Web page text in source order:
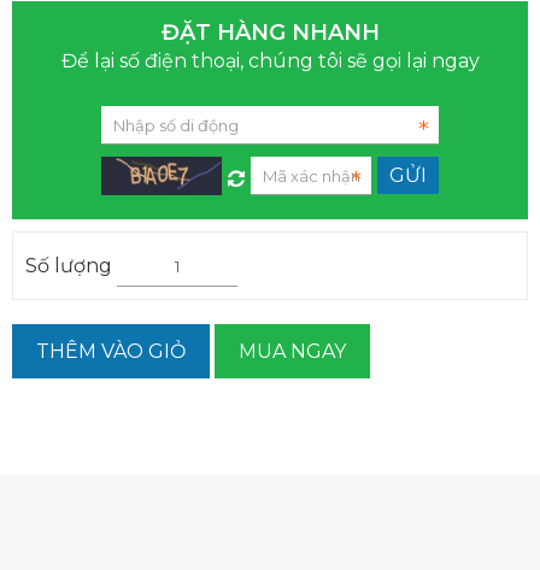
ĐẶT HÀNG NHANH
Để lại số điện thoại, chúng tôi sẽ gọi lại ngay
Số lượng
THÊM VÀO GIỎ MUA NGAY